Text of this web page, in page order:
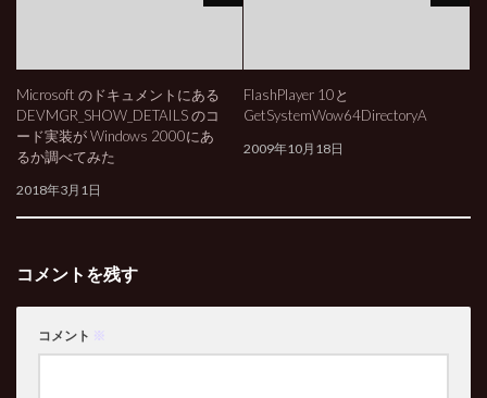
Microsoft のドキュメントにある
DEVMGR_SHOW_DETAILS のコ
ード実装が Windows 2000にあ
るか調べてみた
2018年3月1日
FlashPlayer 10と
GetSystemWow64DirectoryA
2009年10月18日
コメントを残す
コメント ※